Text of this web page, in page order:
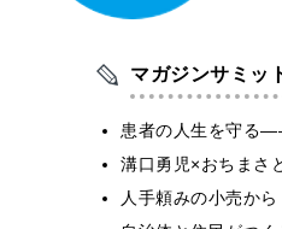
マガジンサミッ
患者の人生を守る
溝口勇児×おちまさ
人手頼みの小売か